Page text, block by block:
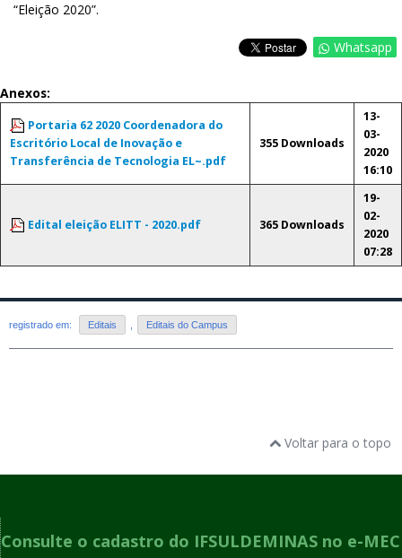
“Eleição 2020”.
Whatsapp
Anexos:
Portaria 62 2020 Coordenadora do
Escritório Local de Inovação e
Transferência de Tecnologia EL~.pdf
355 Downloads
13-
03-
2020
16:10
Edital eleição ELITT - 2020.pdf 365 Downloads
19-
02-
2020
07:28
registrado em: Editais Editais do Campus
Voltar para o topo
Consulte o cadastro do IFSULDEMINAS no e-MEC